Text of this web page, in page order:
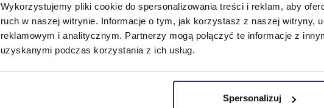
Wykorzystujemy pliki cookie do spersonalizowania treści i reklam, aby
ruch w naszej witrynie. Informacje o tym, jak korzystasz z naszej witryny,
reklamowym i analitycznym. Partnerzy mogą połączyć te informacje z
uzyskanymi podczas korzystania z ich usług.
Spersonalizuj